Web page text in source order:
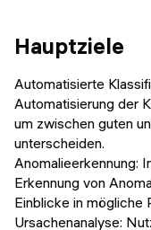
Hauptziele
Automatisierte
Automatisierung der
um zwischen guten
unterscheiden.
Anomalieerkennung:
Erkennung von
Einblicke in mögliche
Ursachenanalyse: